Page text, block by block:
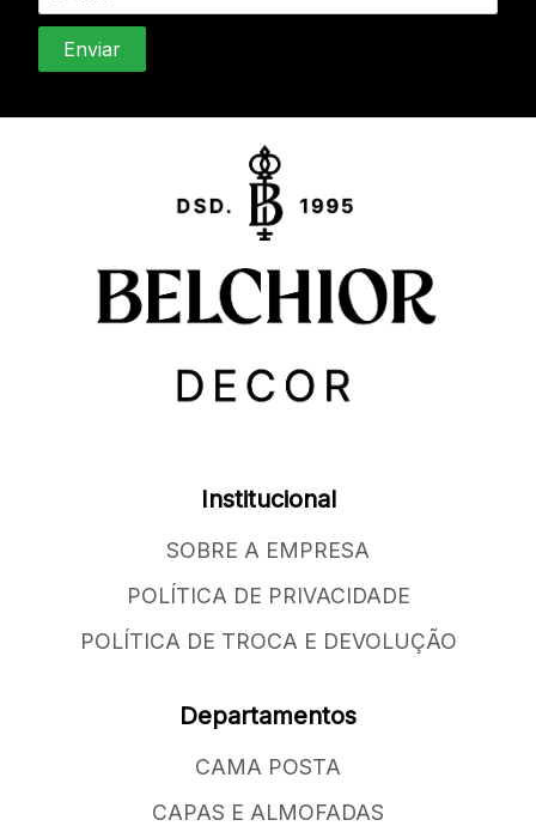
Institucional
SOBRE A EMPRESA
POLÍTICA DE PRIVACIDADE
POLÍTICA DE TROCA E DEVOLUÇÃO
Departamentos
CAMA POSTA
CAPAS E ALMOFADAS